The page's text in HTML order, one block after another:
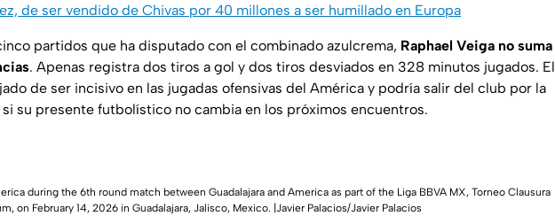
de ser vendido de Chivas por 40 millones a ser humillado en Europa
partidos que ha disputado con el combinado azulcrema, Raphael Veiga no suma
. Apenas registra dos tiros a gol y dos tiros desviados en 328 minutos jugados. El
de ser incisivo en las jugadas ofensivas del América y podría salir del club por la
su presente futbolístico no cambia en los próximos encuentros.
during the 6th round match between Guadalajara and America as part of the Liga BBVA MX, Torneo Clausura
on February 14, 2026 in Guadalajara, Jalisco, Mexico. |Javier Palacios/Javier Palacios